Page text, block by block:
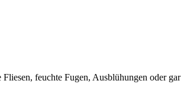
feuchte Fugen, Ausblühungen oder gar